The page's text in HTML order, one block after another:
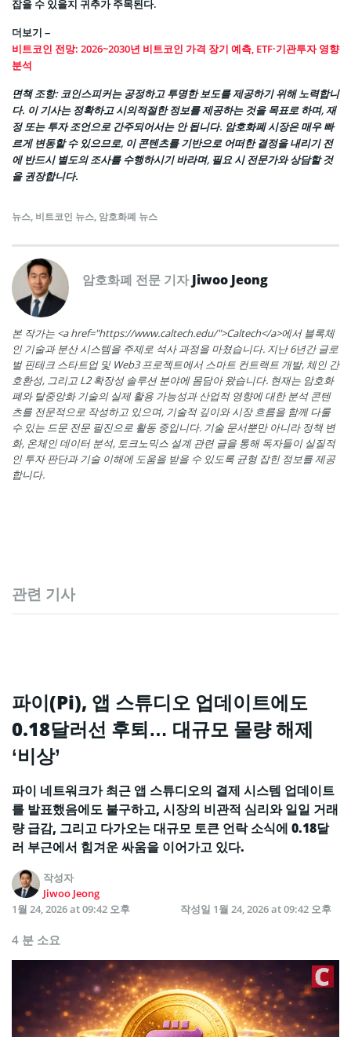
잡을 수 있을지 귀추가 주목된다.
더보기 –
비트코인 전망: 2026~2030년 비트코인 가격 장기 예측, ETF·기관투자 영향
분석
면책 조항: 코인스피커는 공정하고 투명한 보도를 제공하기 위해 노력합니
다. 이 기사는 정확하고 시의적절한 정보를 제공하는 것을 목표로 하며, 재
정 또는 투자 조언으로 간주되어서는 안 됩니다. 암호화폐 시장은 매우 빠
르게 변동할 수 있으므로, 이 콘텐츠를 기반으로 어떠한 결정을 내리기 전
에 반드시 별도의 조사를 수행하시기 바라며, 필요 시 전문가와 상담할 것
을 권장합니다.
뉴스, 비트코인 뉴스, 암호화폐 뉴스
암호화폐 전문 기자Jiwoo Jeong
본 작가는 <a href="https://www.caltech.edu/">Caltech</a>에서 블록체
인 기술과 분산 시스템을 주제로 석사 과정을 마쳤습니다. 지난 6년간 글로
벌 핀테크 스타트업 및 Web3 프로젝트에서 스마트 컨트랙트 개발, 체인 간
호환성, 그리고 L2 확장성 솔루션 분야에 몸담아 왔습니다. 현재는 암호화
폐와 탈중앙화 기술의 실제 활용 가능성과 산업적 영향에 대한 분석 콘텐
츠를 전문적으로 작성하고 있으며, 기술적 깊이와 시장 흐름을 함께 다룰
수 있는 드문 전문 필진으로 활동 중입니다. 기술 문서뿐만 아니라 정책 변
화, 온체인 데이터 분석, 토크노믹스 설계 관련 글을 통해 독자들이 실질적
인 투자 판단과 기술 이해에 도움을 받을 수 있도록 균형 잡힌 정보를 제공
합니다.
관련 기사
파이(Pi), 앱 스튜디오 업데이트에도
0.18달러선 후퇴… 대규모 물량 해제
‘비상’
파이 네트워크가 최근 앱 스튜디오의 결제 시스템 업데이트
를 발표했음에도 불구하고, 시장의 비관적 심리와 일일 거래
량 급감, 그리고 다가오는 대규모 토큰 언락 소식에 0.18달
러 부근에서 힘겨운 싸움을 이어가고 있다.
작성자
Jiwoo Jeong
1월 24, 2026 at 09:42 오후
작성일 1월 24, 2026 at 09:42 오후
4 분 소요